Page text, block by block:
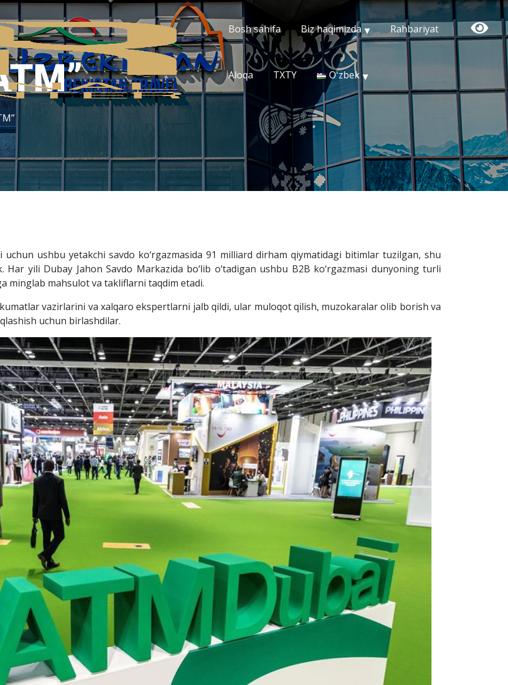
Bosh sahifa Biz haqimizda Rahbariyat
Aloqa TXTY Oʻzbek
ushbu yetakchi savdo ko‘rgazmasida 91 milliard dirham qiymatidagi bitimlar tuzilgan, shu
yili Dubay Jahon Savdo Markazida bo‘lib o‘tadigan ushbu B2B ko‘rgazmasi dunyoning turli
minglab mahsulot va takliflarni taqdim etadi.
vazirlarini va xalqaro ekspertlarni jalb qildi, ular muloqot qilish, muzokaralar olib borish va
uchun birlashdilar.